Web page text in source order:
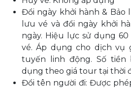
Đổi ngày khởi hành & Bảo
lưu vé và đổi ngày khởi
ngày. Hiệu lực sử dụng
vé. Áp dụng cho dịch vụ
tuyến linh động. Số tiền
dụng theo giá tour tại thời
Đổi tên người đi: Được